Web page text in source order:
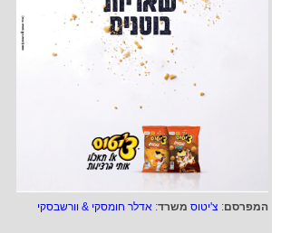
המפרסם: צ'יטוס משרד: אדלר חומסקי & וורשבסקי